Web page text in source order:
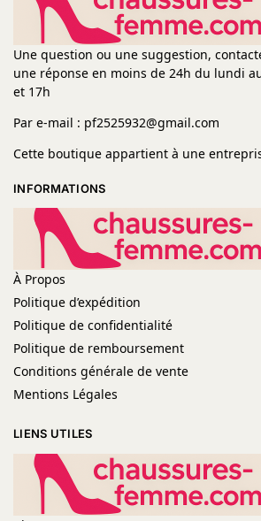
Une question ou une suggestion,
une réponse en moins de 24h du lundi
et 17h
Par e-mail : pf2525932@gmail.com
Cette boutique appartient à une
INFORMATIONS
À Propos
Politique d’expédition
Politique de confidentialité
Politique de remboursement
Conditions générale de vente
Mentions Légales
LIENS UTILES